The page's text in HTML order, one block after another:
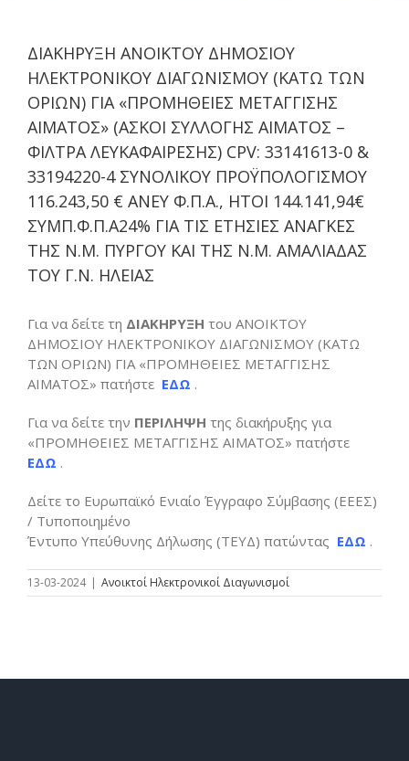
ΔΙΑΚΗΡΥΞΗ ΑΝΟΙΚΤΟΥ ΔΗΜΟΣΙΟΥ
ΗΛΕΚΤΡΟΝΙΚΟΥ ΔΙΑΓΩΝΙΣΜΟΥ (ΚΑΤΩ ΤΩΝ
ΟΡΙΩΝ) ΓΙΑ «ΠΡΟΜΗΘΕΙΕΣ ΜΕΤΑΓΓΙΣΗΣ
ΑΙΜΑΤΟΣ» (ΑΣΚΟΙ ΣΥΛΛΟΓΗΣ ΑΙΜΑΤΟΣ –
ΦΙΛΤΡΑ ΛΕΥΚΑΦΑΙΡΕΣΗΣ) CPV: 33141613-0 &
33194220-4 ΣΥΝΟΛΙΚΟΥ ΠΡΟΫΠΟΛΟΓΙΣΜΟΥ
116.243,50 € ΑΝΕΥ Φ.Π.Α., ΗΤΟΙ 144.141,94€
ΣΥΜΠ.Φ.Π.Α24% ΓΙΑ ΤΙΣ ΕΤΗΣΙΕΣ ΑΝΑΓΚΕΣ
ΤΗΣ Ν.Μ. ΠΥΡΓΟΥ ΚΑΙ ΤΗΣ Ν.Μ. ΑΜΑΛΙΑΔΑΣ
ΤΟΥ Γ.Ν. ΗΛΕΙΑΣ
Για να δείτε τη ΔΙΑΚΗΡΥΞΗ του ΑΝΟΙΚΤΟΥ
ΔΗΜΟΣΙΟΥ ΗΛΕΚΤΡΟΝΙΚΟΥ ΔΙΑΓΩΝΙΣΜΟΥ (ΚΑΤΩ
ΤΩΝ ΟΡΙΩΝ) ΓΙΑ «ΠΡΟΜΗΘΕΙΕΣ ΜΕΤΑΓΓΙΣΗΣ
ΑΙΜΑΤΟΣ» πατήστε ΕΔΩ .
Για να δείτε την ΠΕΡΙΛΗΨΗ της διακήρυξης για
«ΠΡΟΜΗΘΕΙΕΣ ΜΕΤΑΓΓΙΣΗΣ ΑΙΜΑΤΟΣ» πατήστε
ΕΔΩ .
Δείτε το Ευρωπαϊκό Ενιαίο Έγγραφο Σύμβασης (ΕΕΕΣ)
/ Τυποποιημένο
Έντυπο Υπεύθυνης Δήλωσης (ΤΕΥΔ) πατώντας ΕΔΩ .
13-03-2024 | Ανοικτοί Ηλεκτρονικοί Διαγωνισμοί